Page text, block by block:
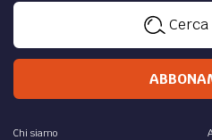
Chi siamo